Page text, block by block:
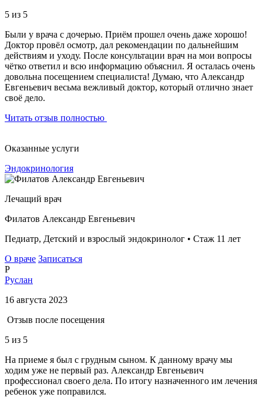
5 из 5
Были у врача с дочерью. Приём прошел очень даже хорошо!
Доктор провёл осмотр, дал рекомендации по дальнейшим
действиям и уходу. После консультации врач на мои вопросы
чётко ответил и всю информацию объяснил. Я осталась очень
довольна посещением специалиста! Думаю, что Александр
Евгеньевич весьма вежливый доктор, который отлично знает
своё дело.
Читать отзыв полностью
Оказанные услуги
Эндокринология
Лечащий врач
Филатов Александр Евгеньевич
Педиатр, Детский и взрослый эндокринолог • Стаж 11 лет
О враче Записаться
Р
Руслан
16 августа 2023
Отзыв после посещения
5 из 5
На приеме я был с грудным сыном. К данному врачу мы
ходим уже не первый раз. Александр Евгеньевич
профессионал своего дела. По итогу назначенного им лечения
ребенок уже поправился.